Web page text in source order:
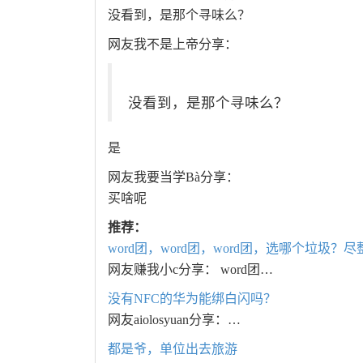
没看到，是那个寻味么？
网友我不是上帝分享：
没看到，是那个寻味么？
是
网友我要当学Bà分享：
买啥呢
推荐：
word团，word团，word团，选哪个垃圾？尽
网友赚我小c分享： word团…
没有NFC的华为能绑白闪吗？
网友aiolosyuan分享：…
都是爷，单位出去旅游